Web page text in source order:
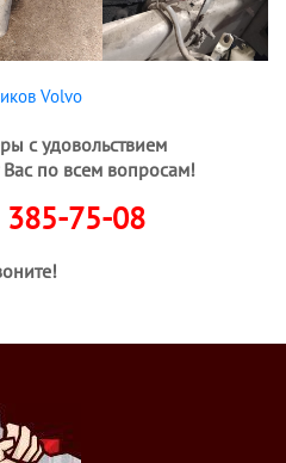
Volvo
с удовольствием
Вас по всем вопросам!
385-75-08